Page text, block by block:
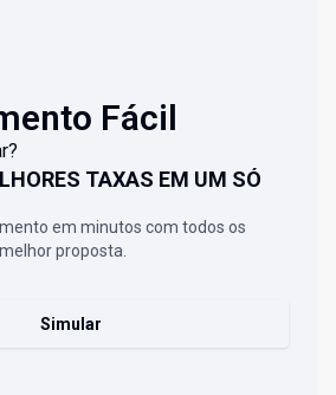
Fácil
TAXAS EM UM SÓ
em minutos com todos os
proposta.
Simular